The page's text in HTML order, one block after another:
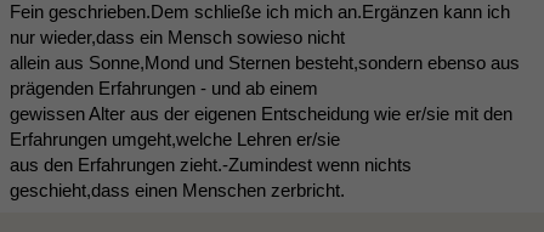
Fein geschrieben.Dem schließe ich mich an.Ergänzen kann ich
nur wieder,dass ein Mensch sowieso nicht
allein aus Sonne,Mond und Sternen besteht,sondern ebenso aus
prägenden Erfahrungen - und ab einem
gewissen Alter aus der eigenen Entscheidung wie er/sie mit den
Erfahrungen umgeht,welche Lehren er/sie
aus den Erfahrungen zieht.-Zumindest wenn nichts
geschieht,dass einen Menschen zerbricht.